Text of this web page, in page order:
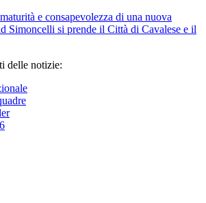
e consapevolezza di una nuova
Simoncelli si prende il Città di Cavalese e il
delle notizie: